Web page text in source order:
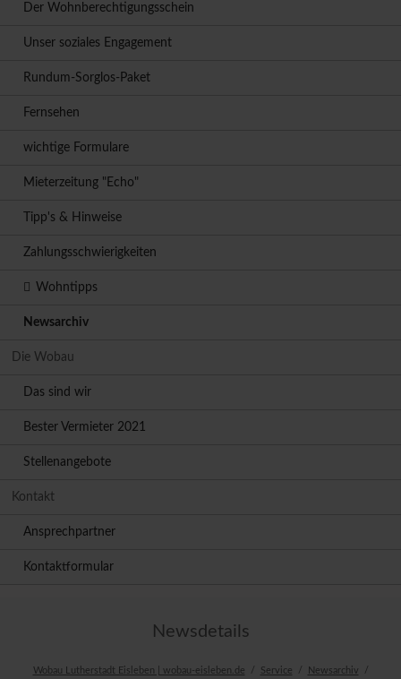
Der Wohnberechtigungsschein
Unser soziales Engagement
Rundum-Sorglos-Paket
Fernsehen
wichtige Formulare
Mieterzeitung "Echo"
Tipp's & Hinweise
Zahlungsschwierigkeiten
Wohntipps
Newsarchiv
Die Wobau
Das sind wir
Bester Vermieter 2021
Stellenangebote
Kontakt
Ansprechpartner
Kontaktformular
Newsdetails
Wobau Lutherstadt Eisleben | wobau-eisleben.de Service
Newsarchiv